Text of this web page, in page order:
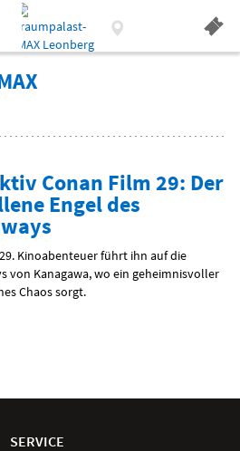
Gehe
zur
Startseite:
Aktueller
Standort:
Weitere
Conan Film 29: Der
Engel des
Kinoabenteuer führt ihn auf die
von Kanagawa, wo ein geheimnisvoller
Chaos sorgt.
SERVICE